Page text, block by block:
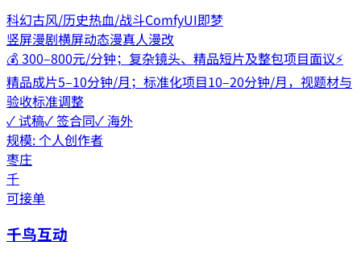
科幻古风/历史热血/战斗ComfyUI即梦
竖屏漫剧横屏动态漫真人漫改
💰300–800元/分钟；复杂镜头、精品短片及整包项目面议⚡
精品成片5–10分钟/月；标准化项目10–20分钟/月，视题材与
验收标准调整
✓ 试稿✓ 签合同✓ 海外
规模:个人创作者
枣庄
千
可接单
千鸟互动